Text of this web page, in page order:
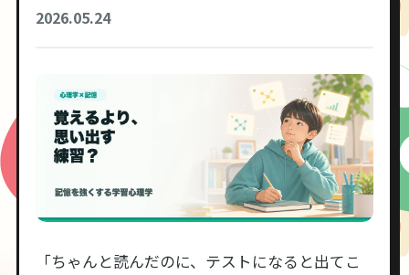
2026.05.24
「ちゃんと読んだのに、テストになると出てこ